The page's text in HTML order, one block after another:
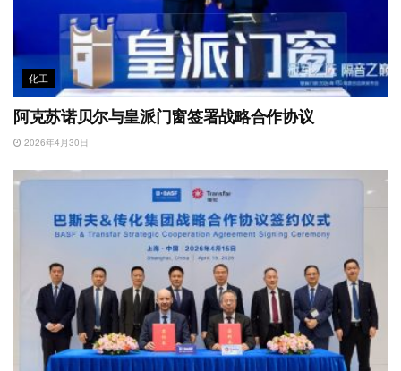
化工
阿克苏诺贝尔与皇派门窗签署战略合作协议
2026年4月30日